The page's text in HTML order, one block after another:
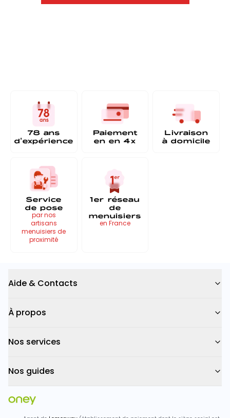
78 ans
d'expérience
Paiement
en en 4x
Livraison
à domicile
Service
de pose
par nos
artisans
menuisiers de
proximité
1er réseau
de
menuisiers
en France
Aide & Contacts
À propos
Nos services
Nos guides